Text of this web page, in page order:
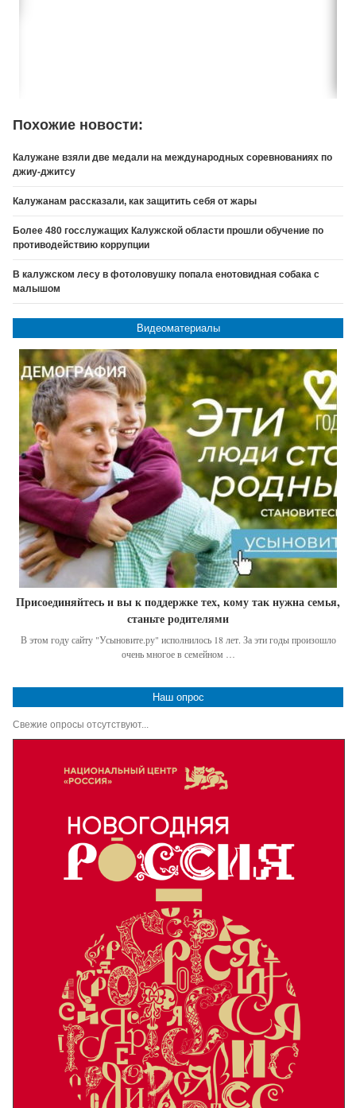
Похожие новости:
Калужане взяли две медали на международных соревнованиях по
джиу-джитсу
Калужанам рассказали, как защитить себя от жары
Более 480 госслужащих Калужской области прошли обучение по
противодействию коррупции
В калужском лесу в фотоловушку попала енотовидная собака с
малышом
Видеоматериалы
Присоединяйтесь и вы к поддержке тех, кому так нужна семья,
станьте родителями
В этом году сайту "Усыновите.ру" исполнилось 18 лет. За эти годы произошло
очень многое в семейном …
Наш опрос
Свежие опросы отсутствуют...